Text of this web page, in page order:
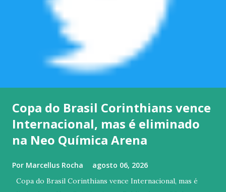
Copa do Brasil Corinthians vence
Internacional, mas é eliminado
na Neo Química Arena
Por Marcellus Rocha agosto 06, 2026
Copa do Brasil Corinthians vence Internacional, mas é